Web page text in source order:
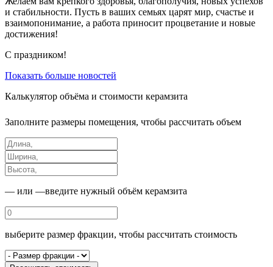
и стабильности. Пусть в ваших семьях царят мир, счастье и
взаимопонимание, а работа приносит процветание и новые
достижения!
С праздником!
Показать больше новостей
Калькулятор объёма и стоимости керамзита
Заполните размеры помещения, чтобы рассчитать объем
— или —введите нужный объём керамзита
выберите размер фракции, чтобы рассчитать стоимость